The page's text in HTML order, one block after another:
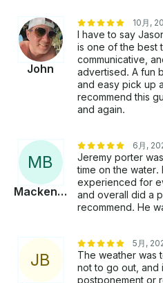
John
10月,
I have to say
is one of the best
communicative,
advertised. A fun
and easy pick up
recommend this
and again.
MB
Mackenzie
6月,
Jeremy porter
time on the water.
experienced for
and overall did a
recommend. He
JB
5月,
The weather was
not to go out, and
postponement or